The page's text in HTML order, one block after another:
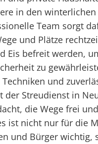
in den
Team sorgt
und Plätze
Eis befreit werden,
zu
und
der Streudienst in
die Wege frei
ist nicht nur für die
und Bürger wichtig,